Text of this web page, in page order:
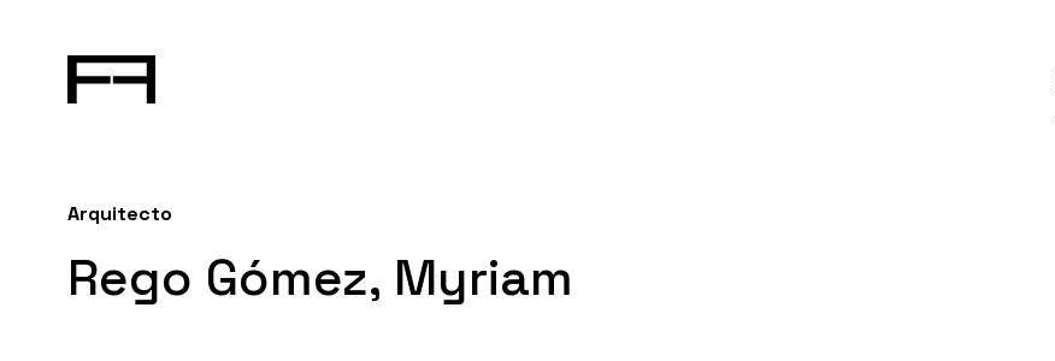
Arquitecto
Rego Gómez, Myriam